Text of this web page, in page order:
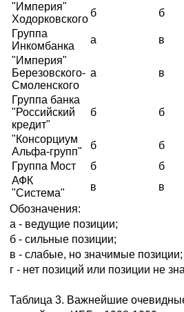
"Империя"
Ходорковского
б б
Группа
Инкомбанка
а в
"Империя"
Березовского-
Смоленского
а в
Группа банка
"Российский
кредит"
б б
"Консорциум
Альфа-групп"
б б
Группа Мост
б б
АФК
"Система"
в в
Обозначения:
а - ведущие позиции;
б - сильные позиции;
в - слабые, но значимые позиции;
г - нет позиций или позиции не
Таблица 3. Важнейшие